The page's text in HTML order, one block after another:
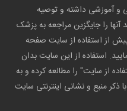
و آموزشی داشته و توصیه
را جایگزین مراجعه به پزشک
از استفاده از سایت صفحه
استفاده از این سایت بدان
از سایت" را مطالعه کرده و به
ذکر منبع و نشانی اینترنتی سایت